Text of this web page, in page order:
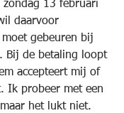
13 februari
daarvoor
gebeuren bij
Bij de betaling loopt
accepteert mij of
Ik probeer met een
het lukt niet.